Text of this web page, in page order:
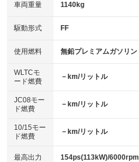
アイドリングストップ
：装備なし
USB入力端子
：装備なし
100V電源
：装備なし
センターデフロック
：装備なし
電動格納ミラー
：装備なし
キーレス
HID(キセノンライト)
：装備あり
バックカメラ
：装備なし
エアロ
：装備なし
：装備あり
パワーシート
ベンチシート
：装備なし
チップアップシート
：装備なし
車両重量 1140kg
駆動形式 FF
使用燃料 無鉛プレミアムガソリン
WLTCモ
ード燃費
－km/リットル
JC08モー
ド燃費
－km/リットル
10/15モー
ド燃費
－km/リットル
最高出力 154ps(113kW)/6000rpm